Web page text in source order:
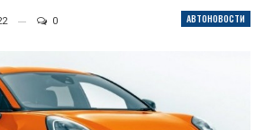
АВТОНОВОСТИ
0